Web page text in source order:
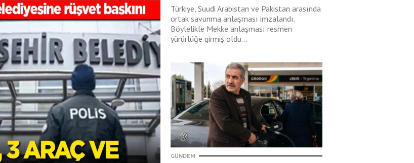
Türkiye, Suudi Arabistan ve Pakistan arasında
ortak savunma anlaşması imzalandı.
Böylelikle Mekke anlaşması resmen
yürürlüğe girmiş oldu...
GÜNDEM